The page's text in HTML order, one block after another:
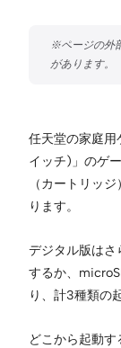
任天堂の家庭用
イッチ)」のゲ
（カートリッ
ります。
デジタル版は
するか、
り、計3種類の
どこから起動